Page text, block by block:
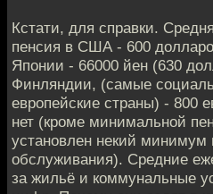
Кстати, для справки.
пенсия в США - 600
Японии - 66000 йен (630
Финляндии, (самые
европейские страны) - 800
нет (кроме минимальной
установлен некий минимум
обслуживания). Средние
за жильё и коммунальные